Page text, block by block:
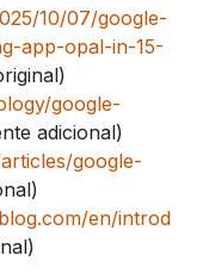
10/07/google-
app-opal-in-15-
google-
adicional)
google-
en/introd